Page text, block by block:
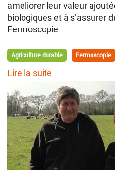
améliorer leur valeur
biologiques et à s’assurer
Fermoscopie
Agriculture durable Fermoscopie
Lire la suite